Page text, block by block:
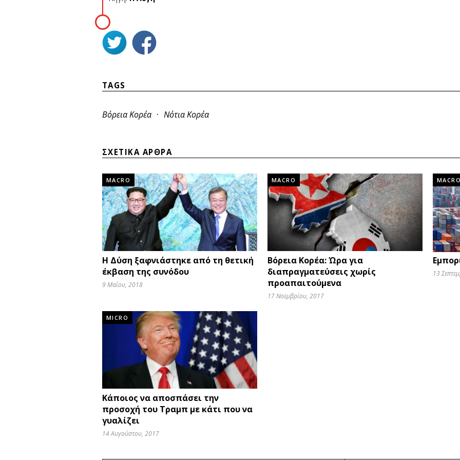
TAGS
Βόρεια Κορέα · Νότια Κορέα
ΣΧΕΤΙΚΑ ΑΡΘΡΑ
MACRO
Η Δύση ξαφνιάστηκε από τη θετική
έκβαση της συνόδου
9 Μαΐου, 2018
MACRO
Βόρεια Κορέα: Ώρα για
διαπραγματεύσεις χωρίς
προαπαιτούμενα
17 Νοεμβρίου, 2017
13
MICRO
Κάποιος να αποσπάσει την
προσοχή του Τραμπ με κάτι που να
γυαλίζει
14 Αυγούστου, 2017